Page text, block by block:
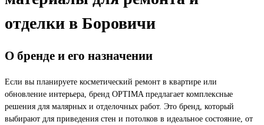
отделки в Боровичи
О бренде и его назначении
Если вы планируете косметический ремонт в квартире или
обновление интерьера, бренд OPTIMA предлагает комплексные
решения для малярных и отделочных работ. Это бренд, который
выбирают для приведения стен и потолков в идеальное состояние, от